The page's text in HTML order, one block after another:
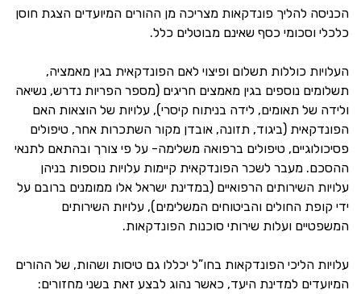
הכניסה להליך פונדקאות מצריכה מן ההורים המיועדים הצגת חוסן
כלכלי וסכומי כסף שאינם מבוטלים כלל.
העלויות כוללות תשלום ופיצוי לאם הפונדקאית בגין מאמציה,
תשלומים נוספים בגין מאמצים חריגים (מספר הפריות נדרש, נשיאה
ולידה של תאומים, לידה בניתוח קיסרי), עלויות של הוצאות האם
הפונדקאית (ביגוד, תזונה, אובדן מקור השתכרות אחר, טיפולים
פסיכולוגיים, טיפולים ברפואה משלימה- על פי צורך ובהתאם לתנאי
ההסכם. מעבר לשכר הפונדקאית קיימות עלויות נוספות בניהן
עלויות השירותים הרפואיים (במדינת ישראל אלו ממומנים ברובם על
ידי קופת החולים והביטוחים המשלימים), עלויות השירותים
המשפטיים ועלות שירותי סוכנות הפונדקאות.
עלויות הליכי הפונדקאות בחו”ל יכללו גם טיסות ושהות, של ההורים
המיועדים למדינת היעד, כאשר נהוג לבצע זאת בשני מחזורים: